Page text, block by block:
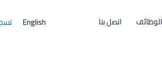
الوظائف اتصل بنا English